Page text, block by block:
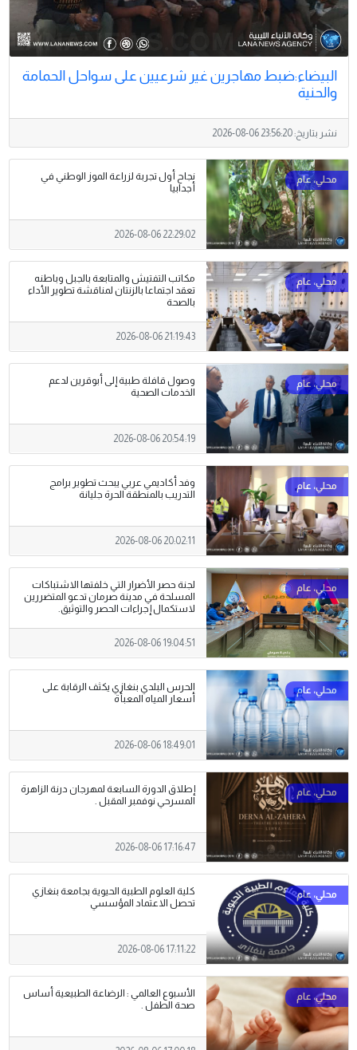
البيضاء:ضبط مهاجرين غير شرعيين على سواحل الحمامة
والحنية
نشر بتاريخ:2026-08-06 23:56:20
نجاح أول تجربة لزراعة الموز الوطني في
أجدابيا
2026-08-06 22:29:02
مكاتب التفتيش والمتابعة بالجبل وباطنه
تعقد اجتماعا بالزنتان لمناقشة تطوير الأداء
بالصحة
2026-08-06 21:19:43
وصول قافلة طبية إلى أبوقرين لدعم
الخدمات الصحية
2026-08-06 20:54:19
وفد أكاديمي عربي يبحث تطوير برامج
التدريب بالمنطقة الحرة جليانة
2026-08-06 20:02:11
لجنة حصر الأضرار التي خلفتها الاشتباكات
المسلحة في مدينة صرمان تدعو المتضررين
لاستكمال إجراءات الحصر والتوثيق.
2026-08-06 19:04:51
الحرس البلدي بنغازي يكثف الرقابة على
أسعار المياه المعبأة
2026-08-06 18:49:01
إطلاق الدورة السابعة لمهرجان درنة الزاهرة
المسرحي نوفمبر المقبل .
2026-08-06 17:16:47
كلية العلوم الطبية الحيوية بجامعة بنغازي
تحصل الاعتماد المؤسسي
2026-08-06 17:11:22
الأسبوع العالمي : الرضاعة الطبيعية أساس
صحة الطفل .